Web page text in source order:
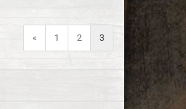
« 1 2 3